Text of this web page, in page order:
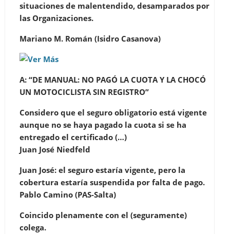
situaciones de malentendido, desamparados por
las Organizaciones.
Mariano M. Román (Isidro Casanova)
A: “DE MANUAL: NO PAGÓ LA CUOTA Y LA CHOCÓ
UN MOTOCICLISTA SIN REGISTRO”
Considero que el seguro obligatorio está vigente
aunque no se haya pagado la cuota si se ha
entregado el certificado (…)
Juan José Niedfeld
Juan José: el seguro estaría vigente, pero la
cobertura estaría suspendida por falta de pago.
Pablo Camino (PAS-Salta)
Coincido plenamente con el (seguramente)
colega.